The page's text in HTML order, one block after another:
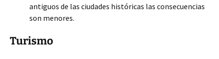
antiguos de las ciudades históricas las consecuencias
son menores.
Turismo